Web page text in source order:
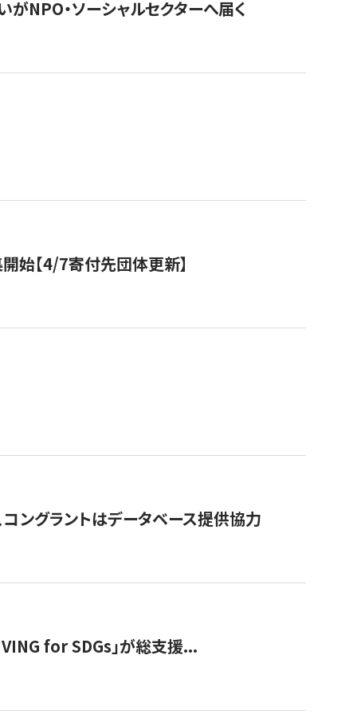
NPO・ソーシャルセクターへ届く
始【4/7寄付先団体更新】
ングラントはデータベース提供協力
for SDGs」が総支援...